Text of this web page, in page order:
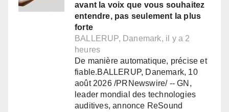
avant la voix que vous souhaitez
entendre, pas seulement la plus
forte
BALLERUP, Danemark, il y a 2
heures
De manière automatique, précise et
fiable.BALLERUP, Danemark, 10
août 2026 /PRNewswire/ -- GN,
leader mondial des technologies
auditives, annonce ReSound